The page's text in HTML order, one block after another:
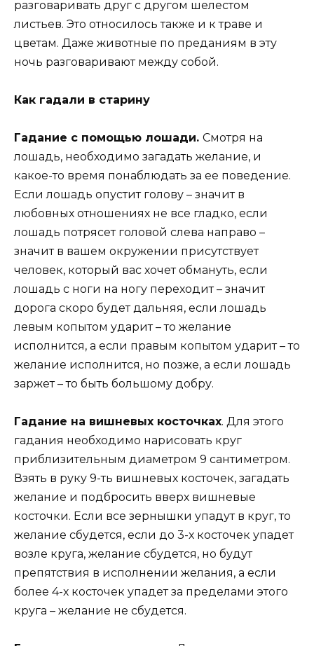
разговаривать друг с другом шелестом
листьев. Это относилось также и к траве и
цветам. Даже животные по преданиям в эту
ночь разговаривают между собой.
Как гадали в старину
Гадание с помощью лошади. Смотря на
лошадь, необходимо загадать желание, и
какое-то время понаблюдать за ее поведение.
Если лошадь опустит голову – значит в
любовных отношениях не все гладко, если
лошадь потрясет головой слева направо –
значит в вашем окружении присутствует
человек, который вас хочет обмануть, если
лошадь с ноги на ногу переходит – значит
дорога скоро будет дальняя, если лошадь
левым копытом ударит – то желание
исполнится, а если правым копытом ударит – то
желание исполнится, но позже, а если лошадь
заржет – то быть большому добру.
Гадание на вишневых косточках. Для этого
гадания необходимо нарисовать круг
приблизительным диаметром 9 сантиметром.
Взять в руку 9-ть вишневых косточек, загадать
желание и подбросить вверх вишневые
косточки. Если все зернышки упадут в круг, то
желание сбудется, если до 3-х косточек упадет
возле круга, желание сбудется, но будут
препятствия в исполнении желания, а если
более 4-х косточек упадет за пределами этого
круга – желание не сбудется.